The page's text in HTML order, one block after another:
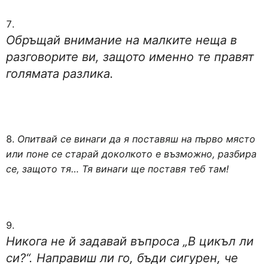
Обръщай внимание на малките неща в
разговорите ви, защото именно те правят
голямата разлика.
Опитвай се винаги да я поставяш на първо място
или поне се старай доколкото е възможно, разбира
се, защото тя… Тя винаги ще поставя теб там!
Никога не й задавай въпроса „В цикъл ли
си?“. Направиш ли го, бъди сигурен, че